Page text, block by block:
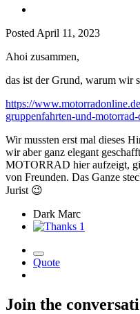
Posted April 11, 2023
Ahoi zusammen,
das ist der Grund, warum wir
https://
gruppenfahrten-und-
Wir mussten erst mal dieses
wir aber ganz elegant
MOTORRAD hier aufzeigt,
von Freunden. Das Ganze
Jurist 😉
Dark Marc
1
Quote
Join the